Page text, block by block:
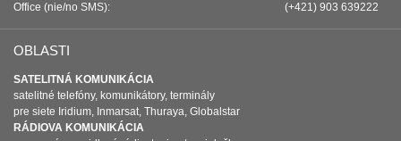
Office (nie/no SMS):
(+421) 903 639222
OBLASTI
SATELITNÁ KOMUNIKÁCIA
satelitné telefóny, komunikátory, terminály
pre siete Iridium, Inmarsat, Thuraya, Globalstar
RÁDIOVA KOMUNIKÁCIA